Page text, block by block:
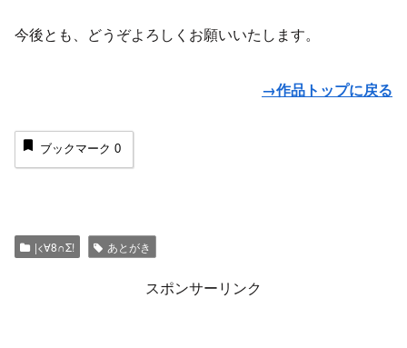
今後とも、どうぞよろしくお願いいたします。
→作品トップに戻る
ブックマーク 0
|<∀8∩Σ! あとがき
スポンサーリンク